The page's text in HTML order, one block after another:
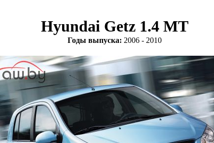
Hyundai Getz 1.4 MT
Годы выпуска: 2006 - 2010